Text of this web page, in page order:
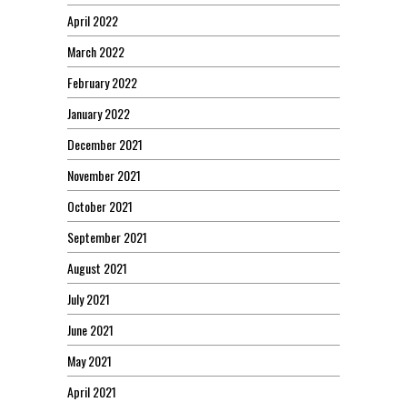
April 2022
March 2022
February 2022
January 2022
December 2021
November 2021
October 2021
September 2021
August 2021
July 2021
June 2021
May 2021
April 2021